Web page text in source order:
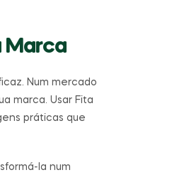
Marca
Num mercado
marca. Usar Fita
práticas que
la num